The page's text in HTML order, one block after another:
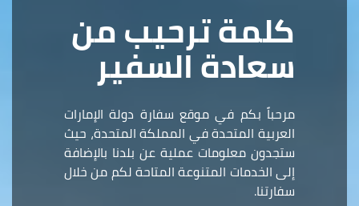
كلمة ترحيب من
سعادة السفير
مرحباً بكم في موقع سفارة دولة الإمارات
العربية المتحدة في المملكة المتحدة، حيث
ستجدون معلومات عملية عن بلدنا بالإضافة
إلى الخدمات المتنوعة المتاحة لكم من خلال
سفارتنا.